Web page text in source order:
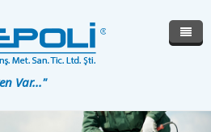
Var..."